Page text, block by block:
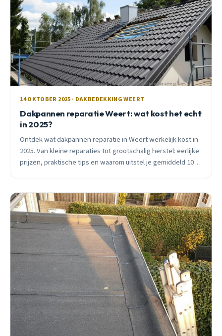
14 OKTOBER 2025 · DAKBEDEKKING WEERT
Dakpannen reparatie Weert: wat kost het echt
in 2025?
Ontdek wat dakpannen reparatie in Weert werkelijk kost in
2025. Van kleine reparaties tot grootschalig herstel: eerlijke
prijzen, praktische tips en waarom uitstel je gemiddeld 10x